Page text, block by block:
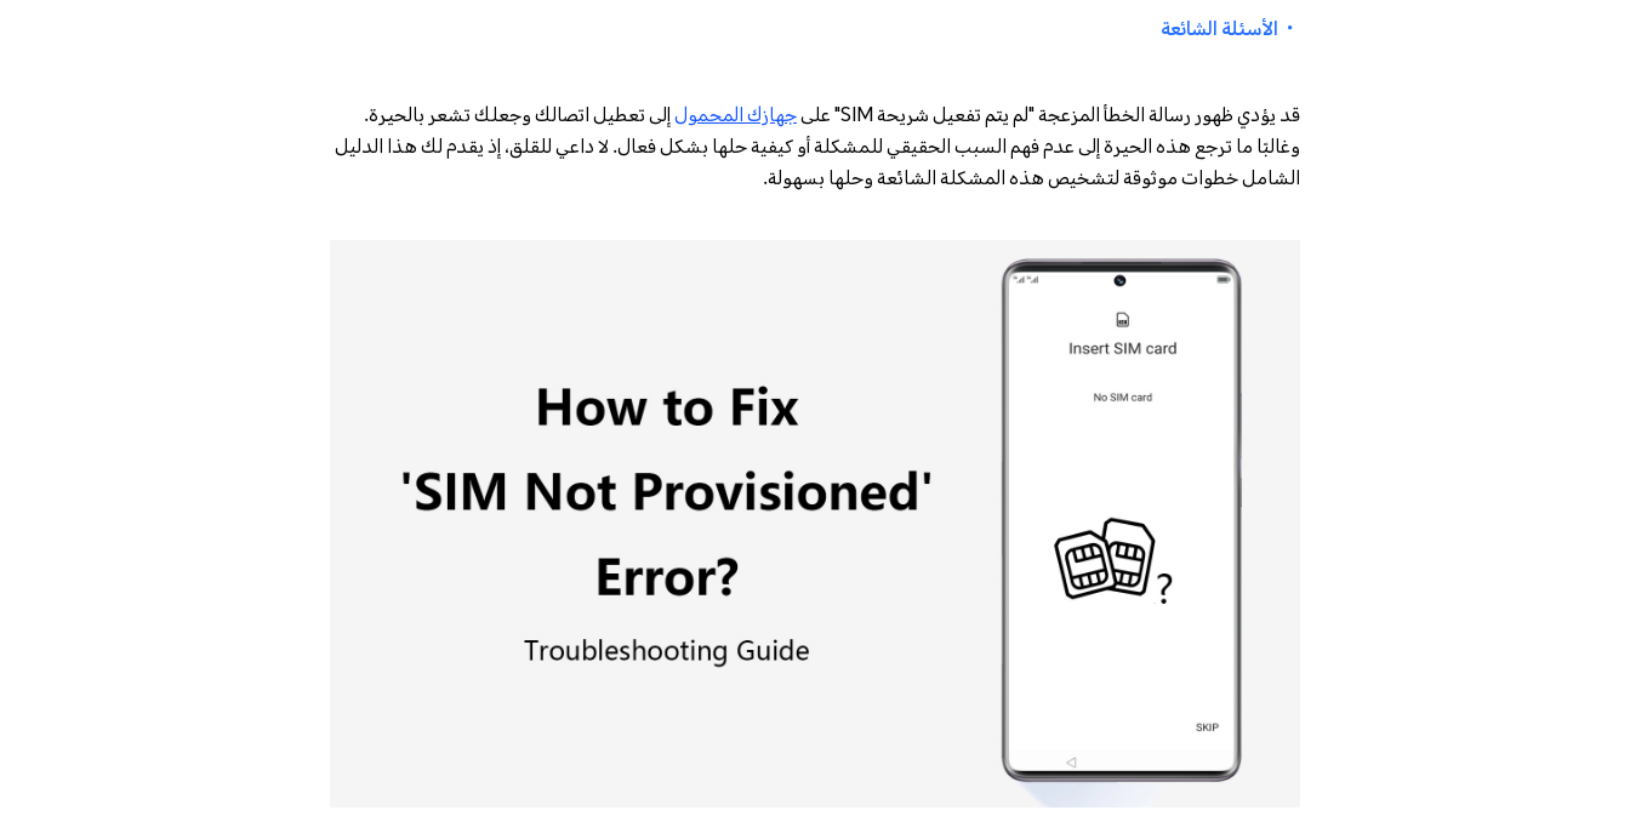
・ الأسئلة الشائعة
قد يؤدي ظهور رسالة الخطأ المزعجة "لم يتم تفعيل شريحة SIM" على جهازك المحمولإلى تعطيل اتصالك وجعلك تشعر بالحيرة.
وغالبًا ما ترجع هذه الحيرة إلى عدم فهم السبب الحقيقي للمشكلة أو كيفية حلها بشكل فعال. لا داعي للقلق، إذ يقدم لك هذا الدليل
الشامل خطوات موثوقة لتشخيص هذه المشكلة الشائعة وحلها بسهولة.